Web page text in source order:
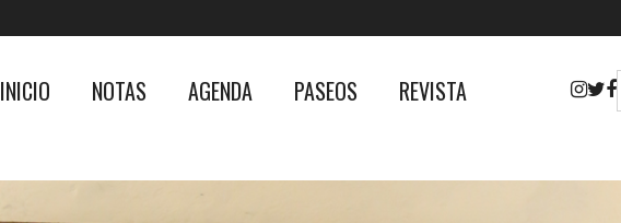
INICIO NOTAS AGENDA PASEOS REVISTA